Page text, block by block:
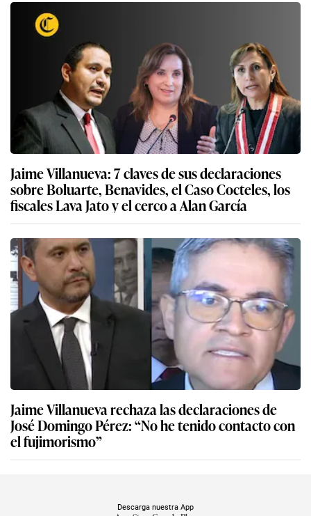
Jaime Villanueva: 7 claves de sus declaraciones
sobre Boluarte, Benavides, el Caso Cocteles, los
fiscales Lava Jato y el cerco a Alan García
Jaime Villanueva rechaza las declaraciones de
José Domingo Pérez: “No he tenido contacto con
el fujimorismo”
Descarga nuestra App